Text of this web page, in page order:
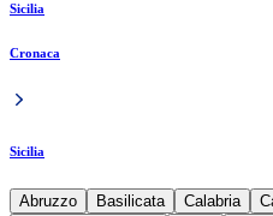
Sicilia
Cronaca
Sicilia
Abruzzo Basilicata Calabria